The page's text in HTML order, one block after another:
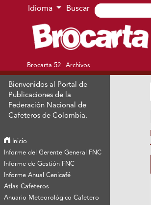
Ir al menú de navegación principal
Ir al contenido principal
Ir al pie de página del sitio
Idioma Buscar
Brocarta 52 Archivos
Bienvenidos al Portal de
Publicaciones de la
Federación Nacional de
Cafeteros de Colombia.
Inicio
Informe del Gerente General FNC
Informe de Gestión FNC
Informe Anual Cenicafé
Atlas Cafeteros
Anuario Meteorológico Cafetero